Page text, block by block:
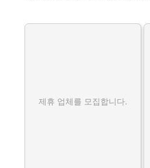
제휴 업체를 모집합니다.